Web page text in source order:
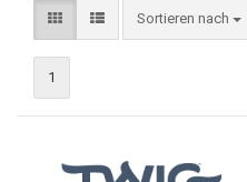
Sortieren nach
1